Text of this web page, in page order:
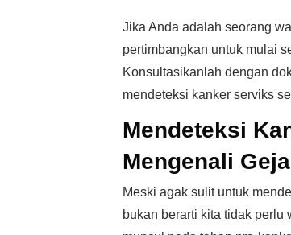
Jika Anda adalah seorang
pertimbangkan untuk mulai
Konsultasikanlah dengan
mendeteksi kanker serviks
Mendeteksi
Mengenali
Meski agak sulit untuk
bukan berarti kita tidak